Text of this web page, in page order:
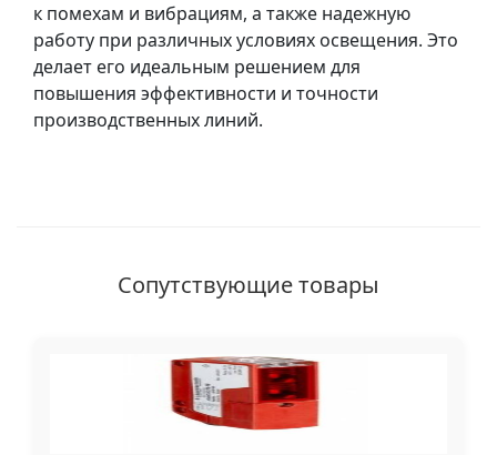
к помехам и вибрациям, а также надежную
работу при различных условиях освещения. Это
делает его идеальным решением для
повышения эффективности и точности
производственных линий.
Сопутствующие товары